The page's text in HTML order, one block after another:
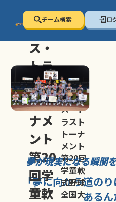
チーム検索 ロ
セン
ス・
トラ
スト
トー
ナメ
ント
第20
回学
童軟
セン
ス・ト
ラスト
トーナ
メント
第20回
学童軟
式野球
全国大
夢が現実になる瞬間
「夢に向かう道のり
あるん